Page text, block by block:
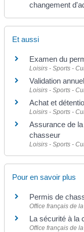
changement
Et aussi
Examen du
Loisirs - Sports -
Validation
Loisirs - Sports -
Achat et
Loisirs - Sports -
Assurance de
chasseur
Loisirs - Sports -
Pour en savoir plus
Permis de
Office français de
La sécurité à la
Office français de